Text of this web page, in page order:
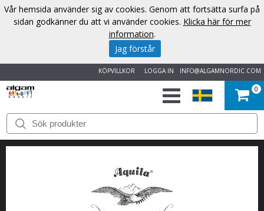
INFO@ALGAMNORDIC.COM
LOGGA IN
KÖPVILLKOR
START
VARUMÄRKEN
0
Vår hemsida använder sig av cookies. Genom att fortsätta surfa på
sidan godkänner du att vi använder cookies. Klicka här för mer
information.
Jag förstår